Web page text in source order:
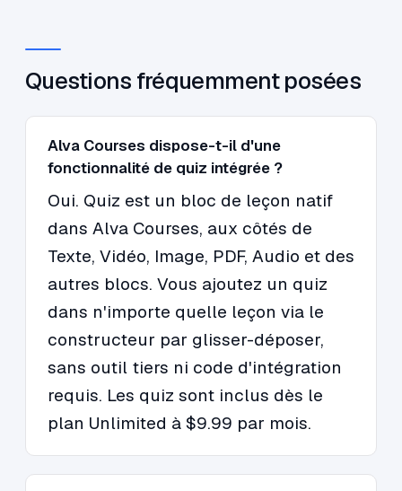
Questions fréquemment posées
Alva Courses dispose-t-il d'une
fonctionnalité de quiz intégrée ?
Oui. Quiz est un bloc de leçon natif
dans Alva Courses, aux côtés de
Texte, Vidéo, Image, PDF, Audio et des
autres blocs. Vous ajoutez un quiz
dans n'importe quelle leçon via le
constructeur par glisser-déposer,
sans outil tiers ni code d'intégration
requis. Les quiz sont inclus dès le
plan Unlimited à $9.99 par mois.